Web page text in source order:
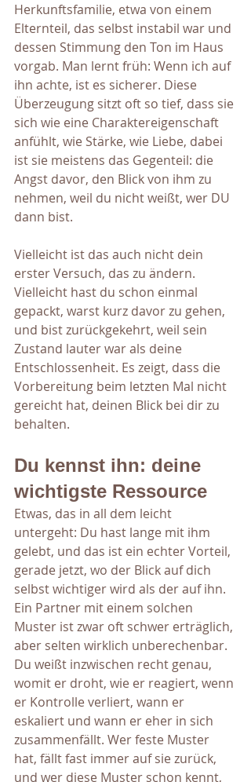
Herkunftsfamilie, etwa von einem
Elternteil, das selbst instabil war und
dessen Stimmung den Ton im Haus
vorgab. Man lernt früh: Wenn ich auf
ihn achte, ist es sicherer. Diese
Überzeugung sitzt oft so tief, dass sie
sich wie eine Charaktereigenschaft
anfühlt, wie Stärke, wie Liebe, dabei
ist sie meistens das Gegenteil: die
Angst davor, den Blick von ihm zu
nehmen, weil du nicht weißt, wer DU
dann bist.
Vielleicht ist das auch nicht dein
erster Versuch, das zu ändern.
Vielleicht hast du schon einmal
gepackt, warst kurz davor zu gehen,
und bist zurückgekehrt, weil sein
Zustand lauter war als deine
Entschlossenheit. Es zeigt, dass die
Vorbereitung beim letzten Mal nicht
gereicht hat, deinen Blick bei dir zu
behalten.
Du kennst ihn: deine
wichtigste Ressource
Etwas, das in all dem leicht
untergeht: Du hast lange mit ihm
gelebt, und das ist ein echter Vorteil,
gerade jetzt, wo der Blick auf dich
selbst wichtiger wird als der auf ihn.
Ein Partner mit einem solchen
Muster ist zwar oft schwer erträglich,
aber selten wirklich unberechenbar.
Du weißt inzwischen recht genau,
womit er droht, wie er reagiert, wenn
er Kontrolle verliert, wann er
eskaliert und wann er eher in sich
zusammenfällt. Wer feste Muster
hat, fällt fast immer auf sie zurück,
und wer diese Muster schon kennt,